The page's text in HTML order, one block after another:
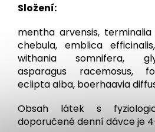
Složení:
mentha arvensis,
chebula, emblica
withania somnifera,
asparagus racemosus,
eclipta alba, boerhaavia
Obsah látek s
doporučené denní dávce je